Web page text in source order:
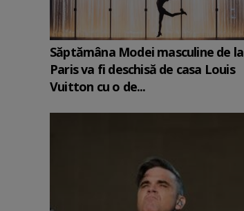
Săptămâna Modei masculine de la
Paris va fi deschisă de casa Louis
Vuitton cu o de...